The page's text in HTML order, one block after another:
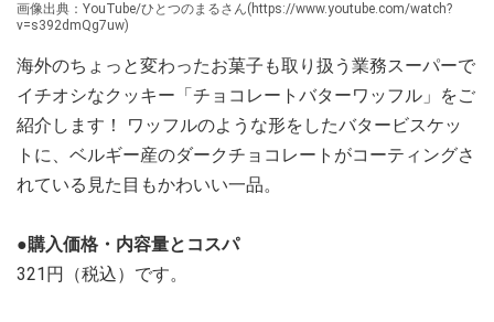
画像出典：YouTube/ひとつのまるさん(https://www.youtube.com/watch?
v=s392dmQg7uw)
海外のちょっと変わったお菓子も取り扱う業務スーパーで
イチオシなクッキー「チョコレートバターワッフル」をご
紹介します！ ワッフルのような形をしたバタービスケッ
トに、ベルギー産のダークチョコレートがコーティングさ
れている見た目もかわいい一品。
●購入価格・内容量とコスパ
321円（税込）です。